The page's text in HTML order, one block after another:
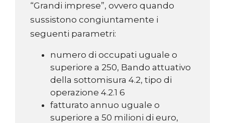
“Grandi imprese”, ovvero quando
sussistono congiuntamente i
seguenti parametri:
numero di occupati uguale o
superiore a 250, Bando attuativo
della sottomisura 4.2, tipo di
operazione 4.2.1 6
fatturato annuo uguale o
superiore a 50 milioni di euro,